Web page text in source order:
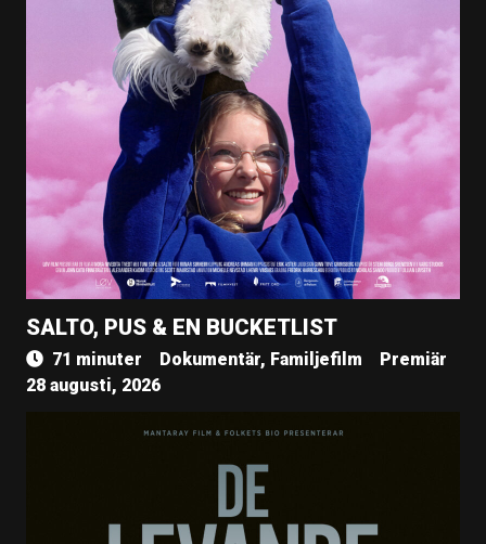
SALTO, PUS & EN BUCKETLIST
71 minuter Dokumentär, Familjefilm
Premiär
28 augusti, 2026